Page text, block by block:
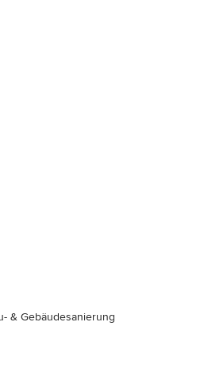
& Gebäudesanierung